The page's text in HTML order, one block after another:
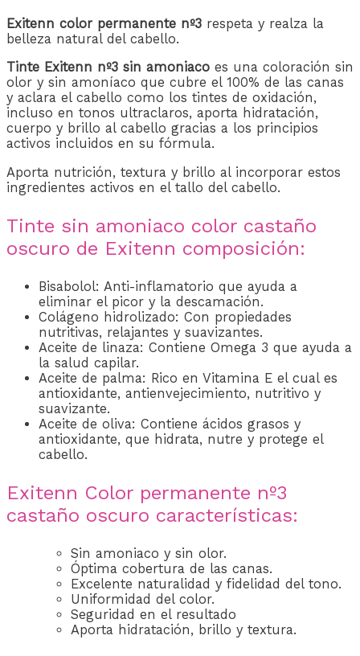
Exitenn color permanente nº3 respeta y realza la
belleza natural del cabello.
Tinte Exitenn nº3 sin amoniaco es una coloración sin
olor y sin amoníaco que cubre el 100% de las canas
y aclara el cabello como los tintes de oxidación,
incluso en tonos ultraclaros, aporta hidratación,
cuerpo y brillo al cabello gracias a los principios
activos incluidos en su fórmula.
Aporta nutrición, textura y brillo al incorporar estos
ingredientes activos en el tallo del cabello.
Tinte sin amoniaco color castaño
oscuro de Exitenn composición:
Bisabolol: Anti-inflamatorio que ayuda a
eliminar el picor y la descamación.
Colágeno hidrolizado: Con propiedades
nutritivas, relajantes y suavizantes.
Aceite de linaza: Contiene Omega 3 que ayuda a
la salud capilar.
Aceite de palma: Rico en Vitamina E el cual es
antioxidante, antienvejecimiento, nutritivo y
suavizante.
Aceite de oliva: Contiene ácidos grasos y
antioxidante, que hidrata, nutre y protege el
cabello.
Exitenn Color permanente nº3
castaño oscuro características:
Sin amoniaco y sin olor.
Óptima cobertura de las canas.
Excelente naturalidad y fidelidad del tono.
Uniformidad del color.
Seguridad en el resultado
Aporta hidratación, brillo y textura.